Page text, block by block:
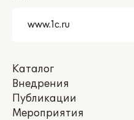
Каталог
Внедрения
Публикации
Мероприятия